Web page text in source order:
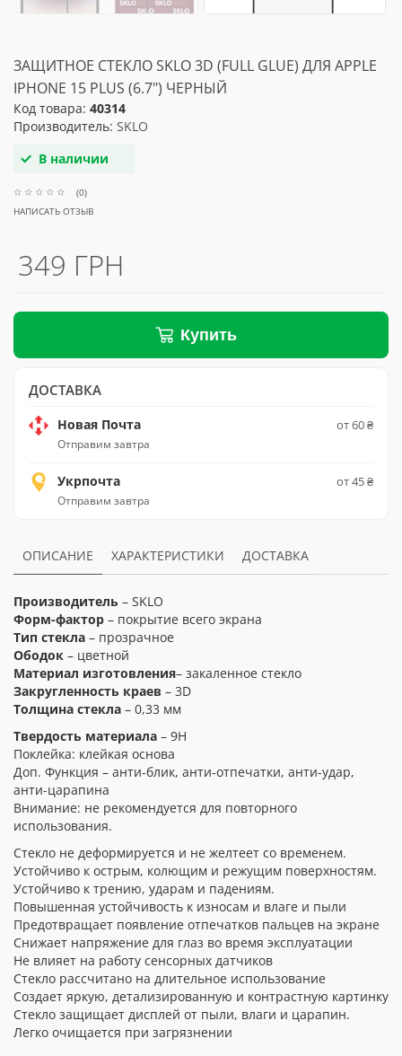
ЗАЩИТНОЕ СТЕКЛО SKLO 3D (FULL GLUE) ДЛЯ APPLE
IPHONE 15 PLUS (6.7") ЧЕРНЫЙ
Код товара: 40314
Производитель: SKLO
В наличии
(0)
НАПИСАТЬ ОТЗЫВ
349 ГРН
Купить
ДОСТАВКА
Новая Почта
Отправим завтра
от 60 ₴
Укрпочта
Отправим завтра
от 45 ₴
ОПИСАНИЕ ХАРАКТЕРИСТИКИ ДОСТАВКА
Производитель – SKLO
Форм-фактор – покрытие всего экрана
Тип стекла – прозрачное
Ободок – цветной
Материал изготовления– закаленное стекло
Закругленность краев – 3D
Толщина стекла – 0,33 мм
Твердость материала – 9H
Поклейка: клейкая основа
Доп. Функция – анти-блик, анти-отпечатки, анти-удар,
анти-царапина
Внимание: не рекомендуется для повторного
использования.
Стекло не деформируется и не желтеет со временем.
Устойчиво к острым, колющим и режущим поверхностям.
Устойчиво к трению, ударам и падениям.
Повышенная устойчивость к износам и влаге и пыли
Предотвращает появление отпечатков пальцев на экране
Снижает напряжение для глаз во время эксплуатации
Не влияет на работу сенсорных датчиков
Стекло рассчитано на длительное использование
Создает яркую, детализированную и контрастную картинку
Стекло защищает дисплей от пыли, влаги и царапин.
Легко очищается при загрязнении